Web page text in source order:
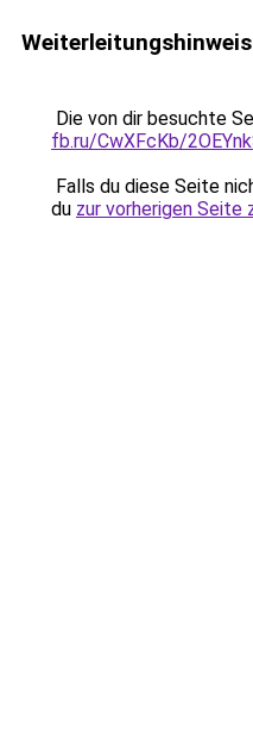
Weiterleitungshinweis
Die von dir besuchte
fb.ru/CwXFcKb/
Falls du diese Seite
du zur vorherigen Seite